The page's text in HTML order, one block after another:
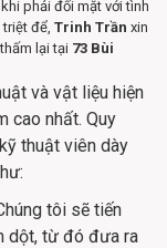
phải đối mặt với tình
để, Trinh Trần xin
lại tại 73 Bùi
và vật liệu hiện
cao nhất. Quy
thuật viên dày
tôi sẽ tiến
dột, từ đó đưa ra